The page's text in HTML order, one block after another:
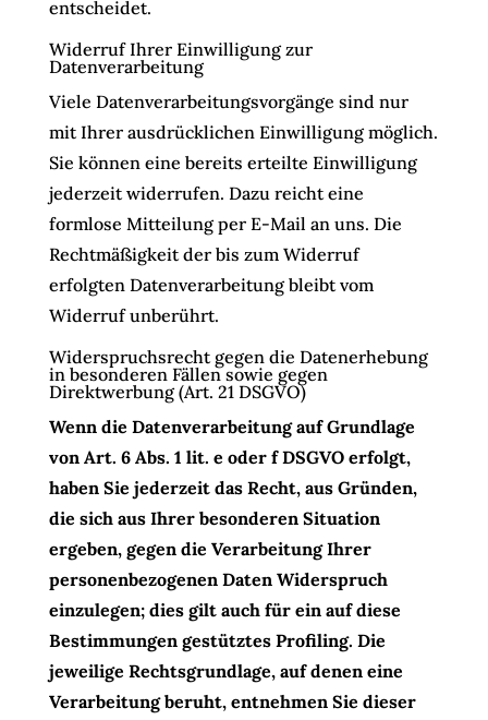
entscheidet.
Widerruf Ihrer Einwilligung zur
Datenverarbeitung
Viele Datenverarbeitungsvorgänge sind nur
mit Ihrer ausdrücklichen Einwilligung möglich.
Sie können eine bereits erteilte Einwilligung
jederzeit widerrufen. Dazu reicht eine
formlose Mitteilung per E-Mail an uns. Die
Rechtmäßigkeit der bis zum Widerruf
erfolgten Datenverarbeitung bleibt vom
Widerruf unberührt.
Widerspruchsrecht gegen die Datenerhebung
in besonderen Fällen sowie gegen
Direktwerbung (Art. 21 DSGVO)
Wenn die Datenverarbeitung auf Grundlage
von Art. 6 Abs. 1 lit. e oder f DSGVO erfolgt,
haben Sie jederzeit das Recht, aus Gründen,
die sich aus Ihrer besonderen Situation
ergeben, gegen die Verarbeitung Ihrer
personenbezogenen Daten Widerspruch
einzulegen; dies gilt auch für ein auf diese
Bestimmungen gestütztes Profiling. Die
jeweilige Rechtsgrundlage, auf denen eine
Verarbeitung beruht, entnehmen Sie dieser